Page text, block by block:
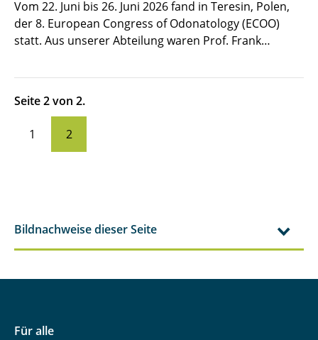
Vom 22. Juni bis 26. Juni 2026 fand in Teresin, Polen,
der 8. European Congress of Odonatology (ECOO)
statt. Aus unserer Abteilung waren Prof. Frank…
Seite 2 von 2.
1 2
Bildnachweise dieser Seite
Für alle